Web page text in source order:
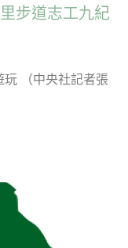
步道志工九紀
（中央社記者張